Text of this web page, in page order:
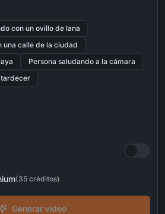
con un ovillo de lana
una calle de la ciudad
Persona saludando a la cámara
(35 créditos)
Generar video